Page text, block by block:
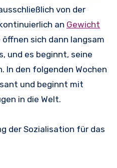
von der
an Gewicht
sich dann langsam
und es beginnt, seine
In den folgenden Wochen
und beginnt mit
in die Welt.
der Sozialisation für das